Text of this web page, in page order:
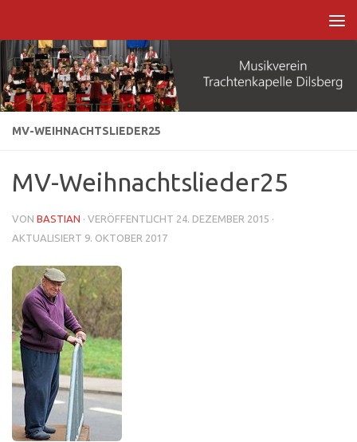
MV-WEIHNACHTSLIEDER25
MV-Weihnachtslieder25
VON BASTIAN · VERÖFFENTLICHT 24. DEZEMBER 2015 ·
AKTUALISIERT 9. OKTOBER 2017